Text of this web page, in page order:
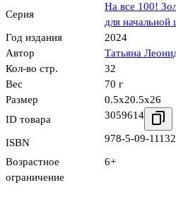
Серия
На все 100!
для начальной
Год издания
2024
Автор
Татьяна
Кол-во стр.
32
Вес
70 г
Размер
0.5x20.5x26
ID товара
3059614
ISBN 978-5-09-
Возрастное
ограничение
6+